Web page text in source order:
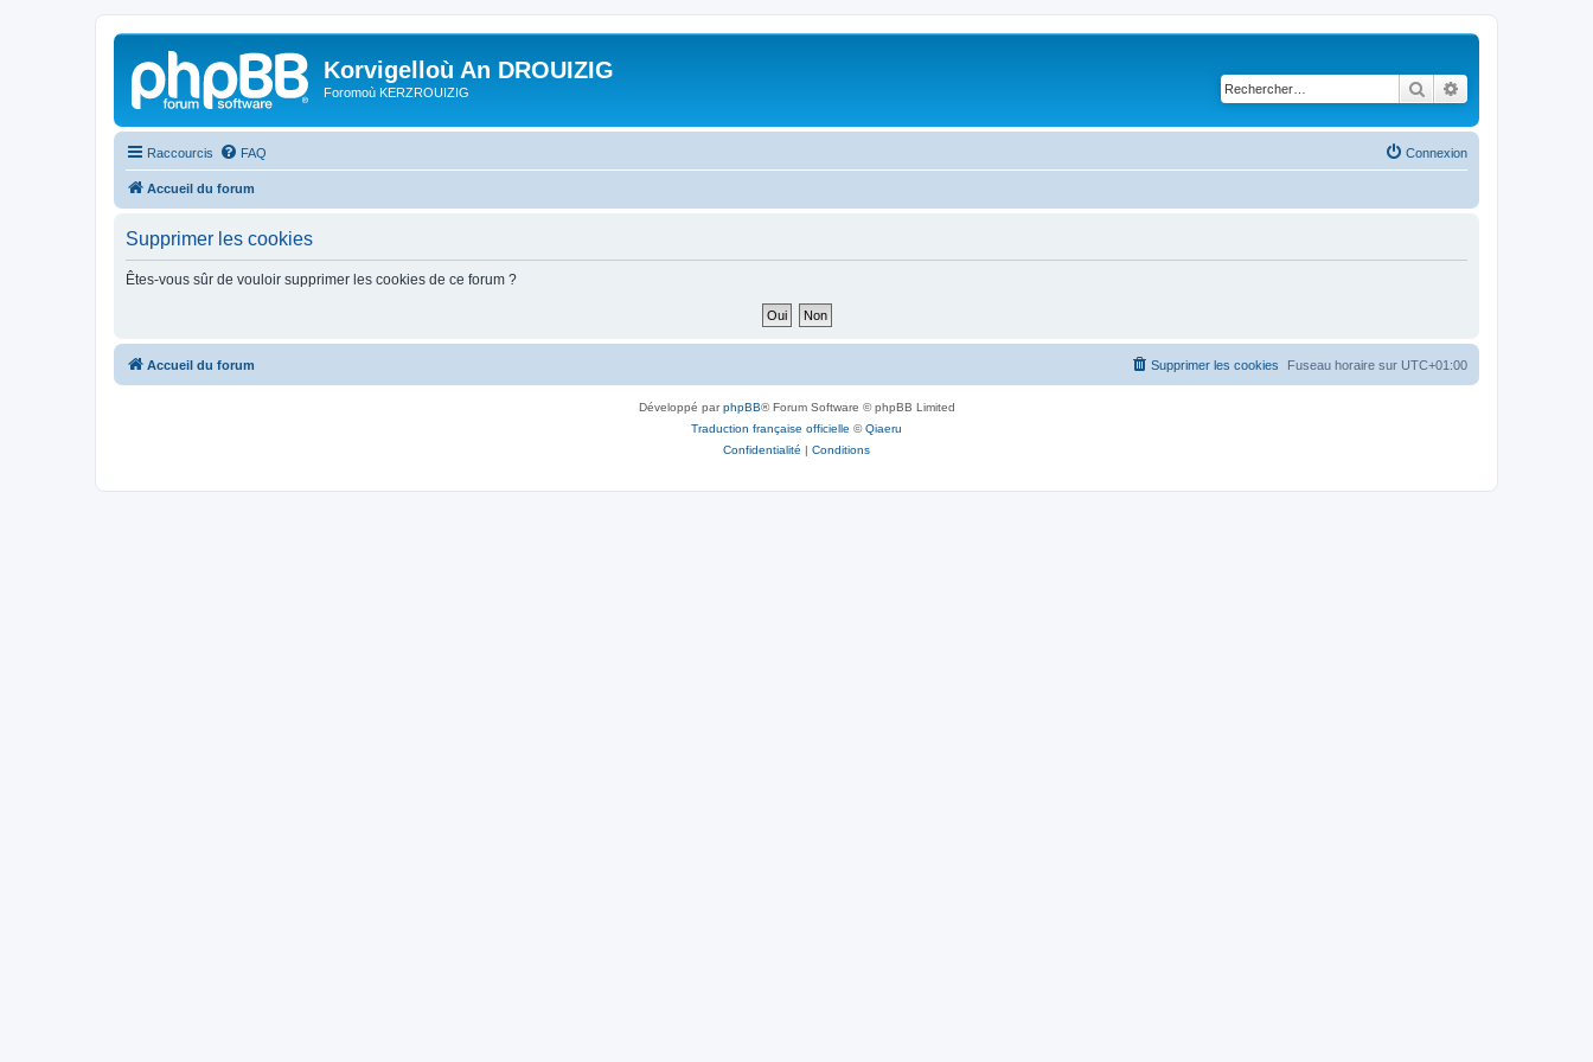
Korvigelloù An DROUIZIG
Foromoù KERZROUIZIG Rechercher
Raccourcis FAQ Connexion
Accueil du forum
Supprimer les cookies
Êtes-vous sûr de vouloir supprimer les cookies de ce forum ?
Accueil du forum Fuseau horaire sur UTC+01:00
Supprimer les cookies
Développé parphpBB® Forum Software © phpBB Limited
Traduction française officielle ©Qiaeru
Confidentialité | Conditions